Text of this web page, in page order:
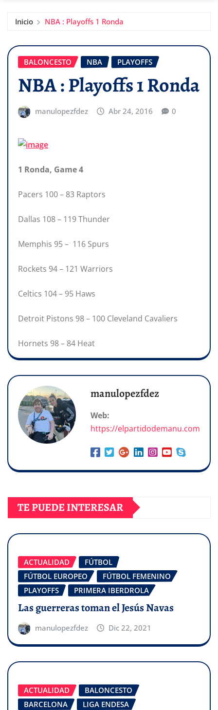
Inicio NBA : Playoffs 1 Ronda
BALONCESTO NBA PLAYOFFS
NBA : Playoffs 1 Ronda
manulopezfdez Abr 24, 2016 0
1 Ronda, Game 4
Pacers 100 – 83 Raptors
Dallas 108 – 119 Thunder
Memphis 95 – 116 Spurs
Rockets 94 – 121 Warriors
Celtics 104 – 95 Haws
Detroit Pistons 98 – 100 Cleveland Cavaliers
Hornets 98 – 84 Heat
manulopezfdez
Web:
https://elpartidodemanu.com
TE PUEDE INTERESAR
ACTUALIDAD
FÚTBOL
FÚTBOL EUROPEO
FÚTBOL FEMENINO
PLAYOFFS
PRIMERA IBERDROLA
Las guerreras toman el Jesús Navas
manulopezfdez Dic 22, 2021
ACTUALIDAD
BALONCESTO
BARCELONA
LIGA ENDESA